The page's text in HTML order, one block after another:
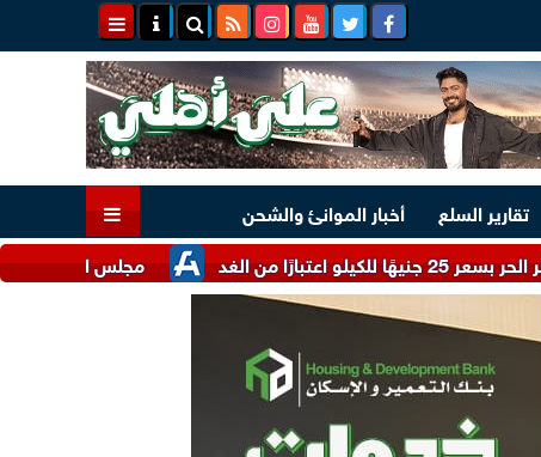
تقارير السلع
أخبار الموانئ والشحن
مجلس الوزراء يستعرض أبرز